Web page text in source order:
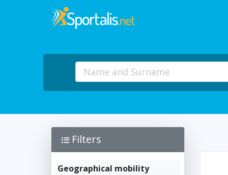
Filters
Geographical mobility